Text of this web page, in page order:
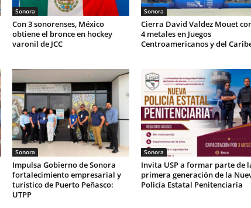
Sonora
Con 3 sonorenses, México
obtiene el bronce en hockey
varonil de JCC
Sonora
Cierra David Valdez Mouet
4 metales en Juegos
Centroamericanos y del
Sonora
Impulsa Gobierno de Sonora
fortalecimiento empresarial y
turístico de Puerto Peñasco:
UTPP
Sonora
Invita USP a formar parte de
primera generación de la
Policía Estatal Penitenciaria